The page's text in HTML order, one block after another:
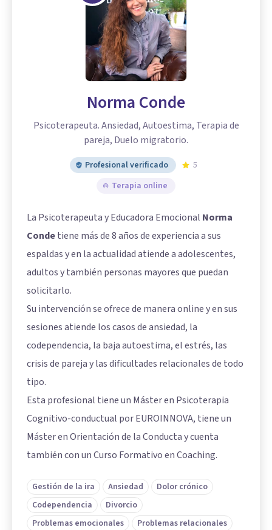
Norma Conde
Psicoterapeuta. Ansiedad, Autoestima, Terapia de
pareja, Duelo migratorio.
Profesional verificado
5
Terapia online
La Psicoterapeuta y Educadora Emocional Norma
Condetiene más de 8 años de experiencia a sus
espaldas y en la actualidad atiende a adolescentes,
adultos y también personas mayores que puedan
solicitarlo.
Su intervención se ofrece de manera online y en sus
sesiones atiende los casos de ansiedad, la
codependencia, la baja autoestima, el estrés, las
crisis de pareja y las dificultades relacionales de todo
tipo.
Esta profesional tiene un Máster en Psicoterapia
Cognitivo-conductual por EUROINNOVA, tiene un
Máster en Orientación de la Conducta y cuenta
también con un Curso Formativo en Coaching.
Gestión de la ira Ansiedad
Dolor crónico
Codependencia
Divorcio
Problemas emocionales
Problemas relacionales